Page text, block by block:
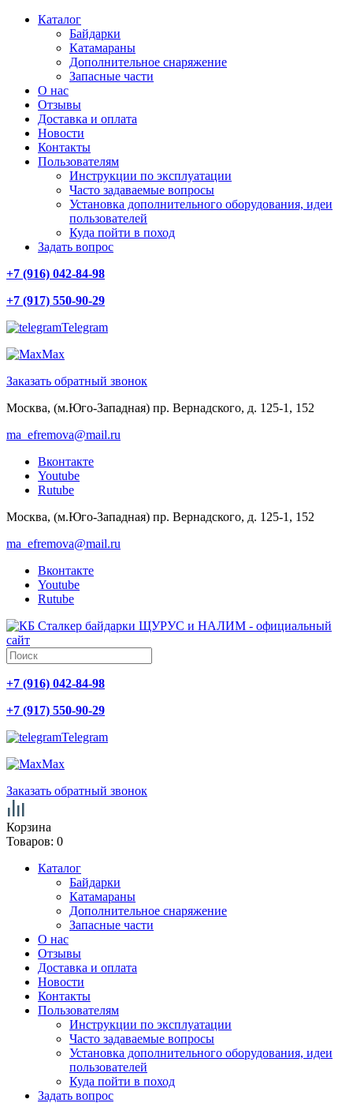
Каталог
Байдарки
Катамараны
Дополнительное снаряжение
Запасные части
О нас
Отзывы
Доставка и оплата
Новости
Контакты
Пользователям
Инструкции по эксплуатации
Часто задаваемые вопросы
Установка дополнительного оборудования, идеи
пользователей
Куда пойти в поход
Задать вопрос
+7 (916) 042-84-98
+7 (917) 550-90-29
Telegram
Max
Заказать обратный звонок
Москва, (м.Юго-Западная) пр. Вернадского, д. 125-1, 152
ma_efremova@mail.ru
Вконтакте
Youtube
Rutube
Москва, (м.Юго-Западная) пр. Вернадского, д. 125-1, 152
ma_efremova@mail.ru
Вконтакте
Youtube
Rutube
+7 (916) 042-84-98
+7 (917) 550-90-29
Telegram
Max
Заказать обратный звонок
Корзина
Товаров: 0
Каталог
Байдарки
Катамараны
Дополнительное снаряжение
Запасные части
О нас
Отзывы
Доставка и оплата
Новости
Контакты
Пользователям
Инструкции по эксплуатации
Часто задаваемые вопросы
Установка дополнительного оборудования, идеи
пользователей
Куда пойти в поход
Задать вопрос